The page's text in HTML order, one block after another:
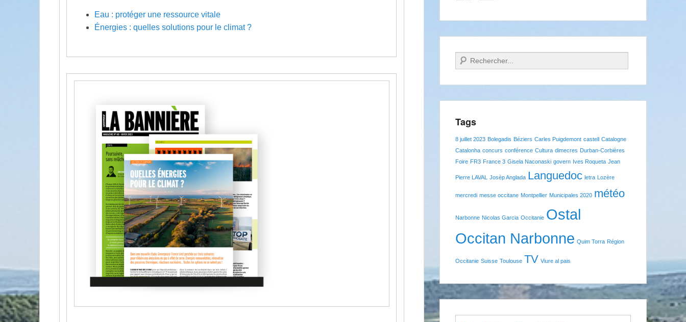
Eau : protéger une ressource vitale
Énergies : quelles solutions pour le climat ?
Recherche
Tags
8 juillet 2023 Bolegadis Béziers Carles Puigdemont castell Catalogne
Catalonha concurs conférence Cultura dimecres Durban-Corbières
Foire FR3 France 3 Gisela Naconaski govern Ives Roqueta Jean
Pierre LAVAL Josèp Anglada Languedoc letra Lozère
mercredi messe occitane Montpellier Municipales 2020 météo
Narbonne Nicolas Garcia Occitanie Ostal
Occitan Narbonne Quim Torra Région
Occitanie Suisse Toulouse TV Viure al pais